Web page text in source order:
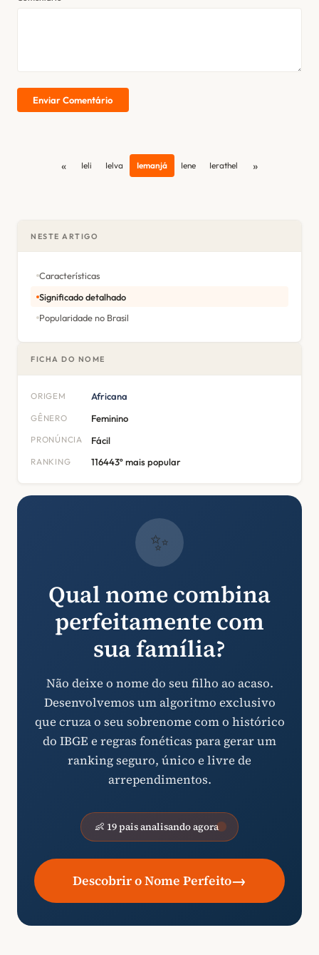
Enviar Comentário
« Ieli Ielva Iemanjá Iene Ierathel »
NESTE ARTIGO
Características
Significado detalhado
Popularidade no Brasil
FICHA DO NOME
ORIGEM Africana
GÊNERO Feminino
PRONÚNCIA Fácil
RANKING 116443º mais popular
✨
Qual nome combina
perfeitamente com
sua família?
Não deixe o nome do seu filho ao acaso.
Desenvolvemos um algoritmo exclusivo
que cruza o seu sobrenome com o histórico
do IBGE e regras fonéticas para gerar um
ranking seguro, único e livre de
arrependimentos.
👶 19 pais analisando agora
Descobrir o Nome Perfeito→